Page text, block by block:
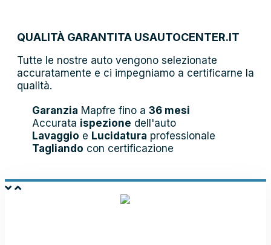
QUALITÀ GARANTITA USAUTOCENTER.IT
Tutte le nostre auto vengono selezionate
accuratamente e ci impegniamo a certificarne la
qualità.
Garanzia Mapfre fino a 36 mesi
Accurata ispezione dell'auto
Lavaggio e Lucidatura professionale
Tagliando con certificazione